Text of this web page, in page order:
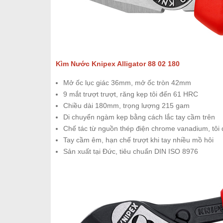
Kìm Nước Knipex Alligator 88 02 180
Mở ốc lục giác 36mm, mở ốc tròn 42mm
9 mắt trượt trượt, răng kẹp tôi đến 61 HRC
Chiều dài 180mm, trọng lượng 215 gam
Di chuyển ngàm kẹp bằng cách lắc tay cầm trên
Chế tác từ nguồn thép điện chrome vanadium, tôi
Tay cầm êm, hạn chế trượt khi tay nhiều mồ hôi
Sản xuất tại Đức, tiêu chuẩn DIN ISO 8976